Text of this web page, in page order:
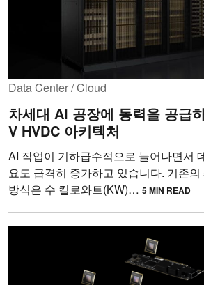
Data Center / Cloud
차세대 AI 공장에 동력을 공급
V HVDC 아키텍처
AI 작업이 기하급수적으로 늘어나면서
요도 급격히 증가하고 있습니다. 기존
방식은 수 킬로와트(KW)… 5 MIN READ